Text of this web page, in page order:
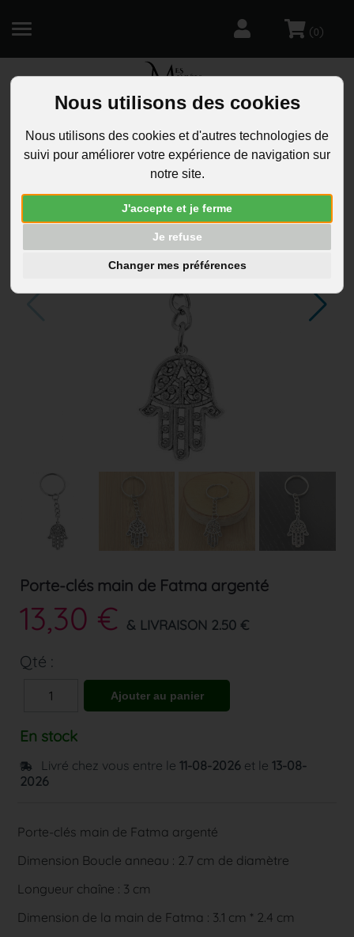
Nous utilisons des cookies
Nous utilisons des cookies et d'autres technologies de
suivi pour améliorer votre expérience de navigation sur
notre site.
J'accepte et je ferme
Je refuse
Changer mes préférences
(0)
Porte-clés main de Fatma argenté
13,30 € & LIVRAISON 2.50 €
Qté :
En stock
Livré chez vous entre le11-08-2026 et le13-08-
2026
Porte-clés main de Fatma argenté
Dimension Boucle anneau : 2.7 cm de diamètre
Longueur chaîne : 3 cm
Dimension de la main de Fatma : 3.1 cm * 2.4 cm